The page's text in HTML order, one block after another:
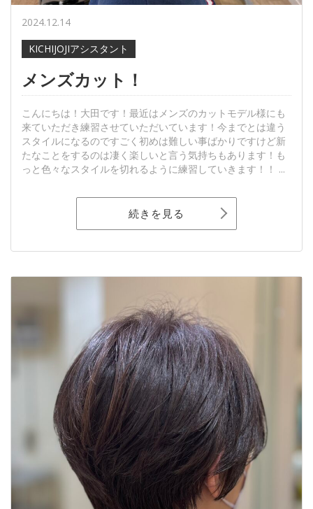
2024.12.14
KICHIJOJIアシスタント
メンズカット！
こんにちは！大田です！最近はメンズのカットモデル様にも
来ていただき練習させていただいています！今までとは違う
スタイルになるのですごく初めは難しい事ばかりですけど新
たなことをするのは凄く楽しいと言う気持ちもあります！も
っと色々なスタイルを切れるように練習していきます！！ ...
続きを見る